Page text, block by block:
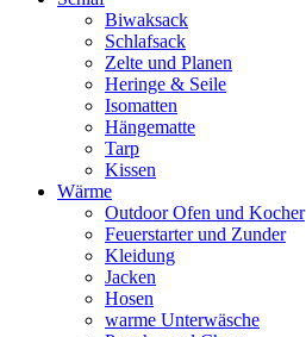
Biwaksack
Schlafsack
Zelte und Planen
Heringe & Seile
Isomatten
Hängematte
Tarp
Kissen
Wärme
Outdoor Ofen und Kocher
Feuerstarter und Zunder
Kleidung
Jacken
Hosen
warme Unterwäsche